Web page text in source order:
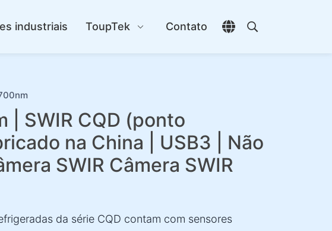
industriais ToupTek Contato
Abrir seletor de
Abrir pesquisa
| SWIR CQD (ponto
na China | USB3 | Não
SWIR Câmera SWIR
da série CQD contam com sensores